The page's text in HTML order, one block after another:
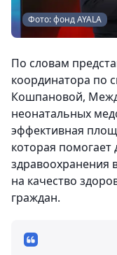
Фото: фонд AYALA
По словам
координатора по
Кошпановой,
неонатальных
эффективная
которая
здравоохранения
на качество
граждан.